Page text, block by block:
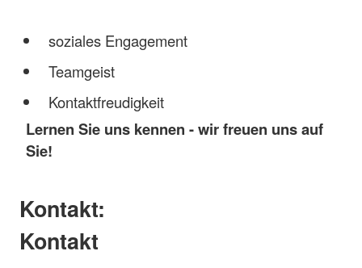
soziales Engagement
Teamgeist
Kontaktfreudigkeit
Lernen Sie uns kennen - wir freuen uns auf
Sie!
Kontakt:
Kontakt